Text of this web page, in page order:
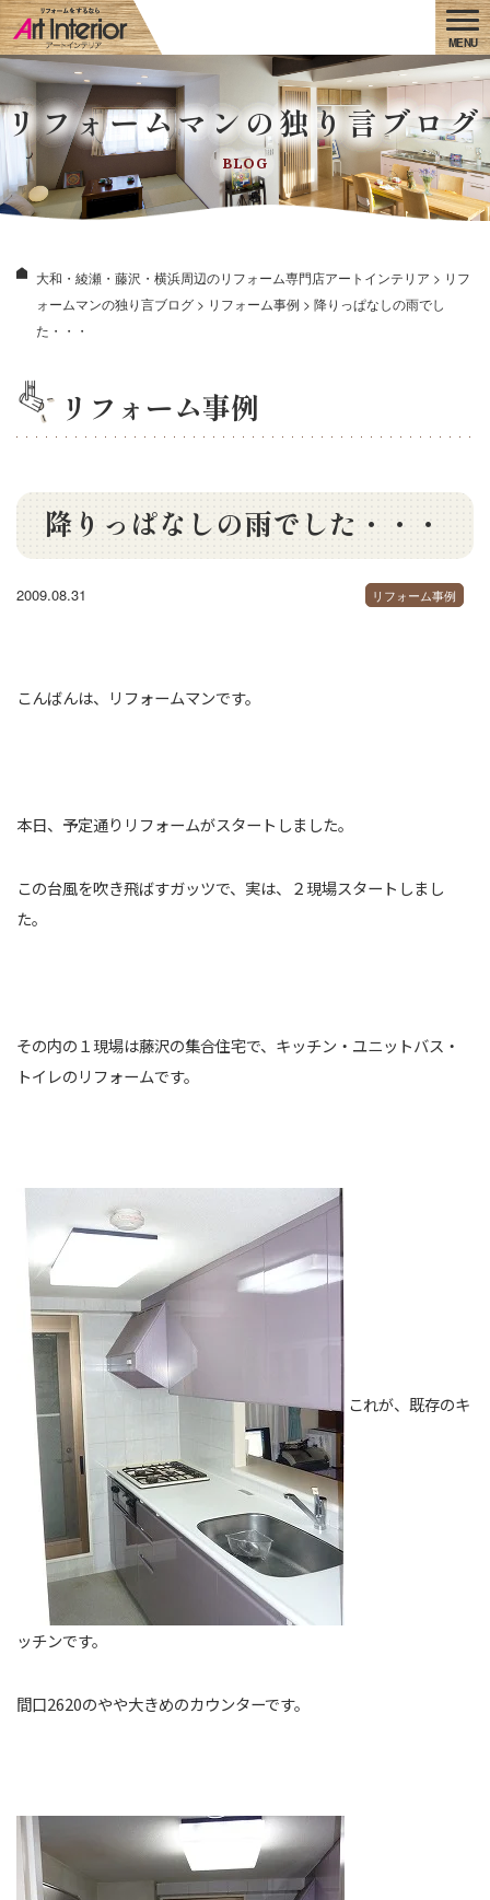
リフォームマンの独り言ブログ
BLOG
大和・綾瀬・藤沢・横浜周辺のリフォーム専門店アートインテリア > リフ
ォームマンの独り言ブログ > リフォーム事例 > 降りっぱなしの雨でし
た・・・
リフォーム事例
降りっぱなしの雨でした・・・
2009.08.31 リフォーム事例
こんばんは、リフォームマンです。
本日、予定通りリフォームがスタートしました。
この台風を吹き飛ばすガッツで、実は、２現場スタートしまし
た。
その内の１現場は藤沢の集合住宅で、キッチン・ユニットバス・
トイレのリフォームです。
これが、既存のキ
ッチンです。
間口2620のやや大きめのカウンターです。